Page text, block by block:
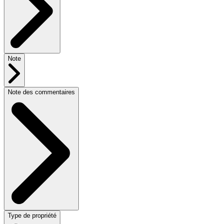
Note
Note des commentaires
Type de propriété